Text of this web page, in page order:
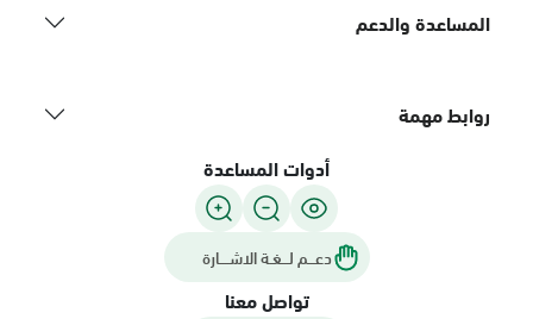
المساعدة والدعم
روابط مهمة
أدوات المساعدة
دعـــم لـــغـة الاشــــارة
تواصل معنا